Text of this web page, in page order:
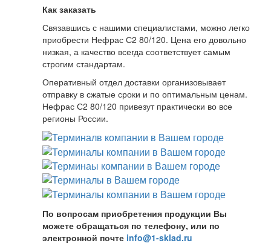
Как заказать
Связавшись с нашими специалистами, можно легко
приобрести Нефрас С2 80/120. Цена его довольно
низкая, а качество всегда соответствует самым
строгим стандартам.
Оперативный отдел доставки организовывает
отправку в сжатые сроки и по оптимальным ценам.
Нефрас С2 80/120 привезут практически во все
регионы России.
По вопросам приобретения продукции Вы
можете обращаться по телефону, или по
электронной почте info@1-sklad.ru